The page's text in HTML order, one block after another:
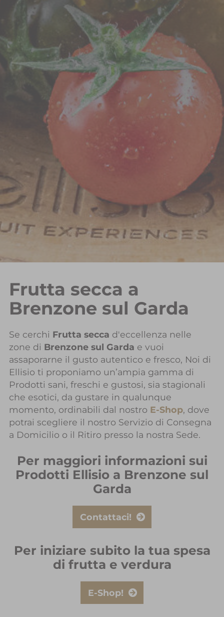
Frutta secca a
Brenzone sul Garda
Se cerchi Frutta secca d'eccellenza nelle
zone di Brenzone sul Garda e vuoi
assaporarne il gusto autentico e fresco, Noi di
Ellisio ti proponiamo un’ampia gamma di
Prodotti sani, freschi e gustosi, sia stagionali
che esotici, da gustare in qualunque
momento, ordinabili dal nostro E-Shop, dove
potrai scegliere il nostro Servizio di Consegna
a Domicilio o il Ritiro presso la nostra Sede.
Per maggiori informazioni sui
Prodotti Ellisio a Brenzone sul
Garda
Contattaci!
Per iniziare subito la tua spesa
di frutta e verdura
E-Shop!